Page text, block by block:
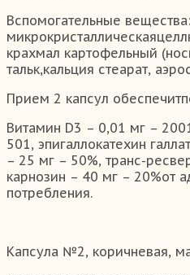
Вспомогательные
крахмал картофельный
тальк,кальция стеарат,
Прием 2 капсул
Витамин D3 – 0,01 мг –
501, эпигаллокатехин
– 25 мг – 50%, транс-
карнозин – 40 мг – 20%от
потребления.
Капсула №2, коричневая,